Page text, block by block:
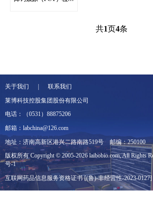
共1页4条
关于我们 | 联系我们
莱博科技控股集团股份有限公司
电话：（0531）88875206
邮箱：labchina@126.com
地址：济南高新区港兴二路南路519号
邮编：250100
版权所有 Copyright © 2005-2026 laibobio.com, All Rights
号-1
互联网药品信息服务资格证书 [(鲁)-非经营性-2023-0127]